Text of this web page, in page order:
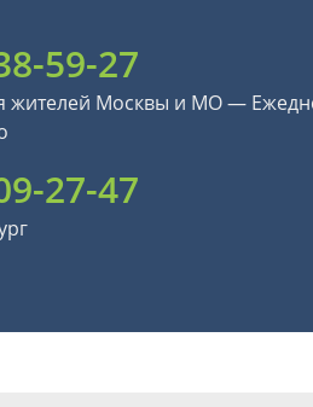
59-27
жителей Москвы и МО —
27-47